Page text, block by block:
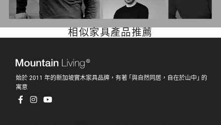
相似家具產品推薦
始於 2011 年的新加坡實木家具品牌，有著 ｢與自然同居，自在於山中｣ 的
寓意